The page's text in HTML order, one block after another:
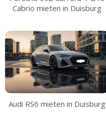
Cabrio mieten in Duisburg
Audi RS6 mieten in Duisburg